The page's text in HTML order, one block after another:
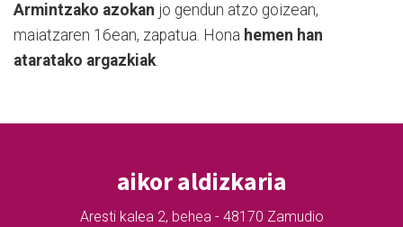
Armintzako azokan jo gendun atzo goizean,
maiatzaren 16ean, zapatua. Hona hemen han
ataratako argazkiak.
aikor aldizkaria
Aresti kalea 2, behea - 48170 Zamudio